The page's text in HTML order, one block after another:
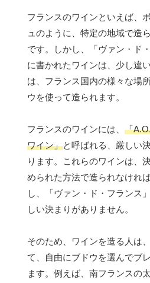
フランスのワインといえば、
ュのように、特定の地域で造
です。しかし、「ヴァン・ド
に書かれたワインは、少し違
は、フランス国内の様々な場
ウを使って造られます。
フランスのワインには、 「
ワイン」と呼ばれる、厳しい
ります。これらのワインは、
められた方法で造られなけれ
し、「ヴァン・ド・フランス
しい決まりがありません。
そのため、ワインを造る人は
て、自由にブドウを選んでブ
ます。例えば、南フランスの